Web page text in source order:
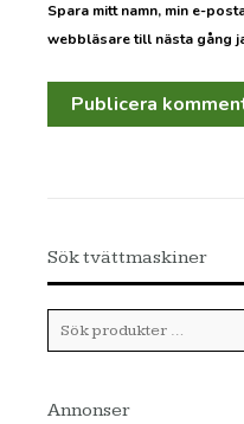
Spara mitt namn, min e-
webbläsare till nästa gång
Sök tvättmaskiner
Annonser